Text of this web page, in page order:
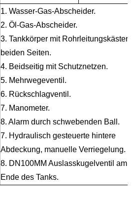
1. Wasser-Gas-Abscheider.
2. Öl-Gas-Abscheider.
3. Tankkörper mit Rohrleitungskästen
beiden Seiten.
4. Beidseitig mit Schutznetzen.
5. Mehrwegeventil.
6. Rückschlagventil.
7. Manometer.
8. Alarm durch schwebenden Ball.
7. Hydraulisch gesteuerte hintere
Abdeckung, manuelle Verriegelung.
8. DN100MM Auslasskugelventil am
Ende des Tanks.